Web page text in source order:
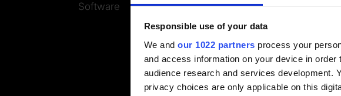
Responsible use of your data
We and our 1022 partners process your
and access information on your device in
audience research and services development.
privacy choices are only applicable on this
Software
einstellbare NC-